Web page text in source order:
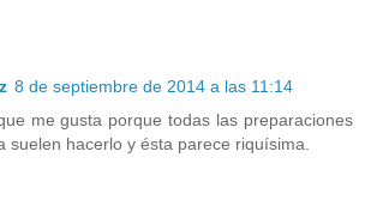
8 de septiembre de 2014 a las 11:14
me gusta porque todas las preparaciones
suelen hacerlo y ésta parece riquísima.